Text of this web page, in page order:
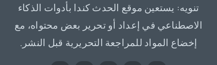
تنويه: يستعين موقع الحدث كندا بأدوات الذكاء
الاصطناعي في إعداد أو تحرير بعض محتواه، مع
إخضاع المواد للمراجعة التحريرية قبل النشر.